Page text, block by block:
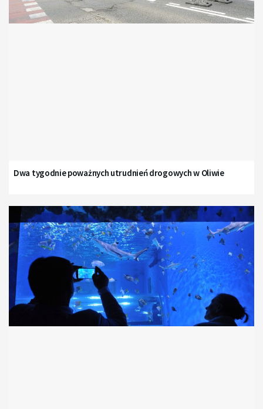
Dwa tygodnie poważnych utrudnień drogowych w Oliwie